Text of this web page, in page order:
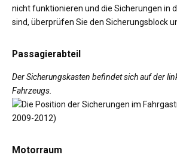
nicht funktionieren und die Sicherungen in
sind, überprüfen Sie den Sicherungsblock
Passagierabteil
Der Sicherungskasten befindet sich auf der
Fahrzeugs.
Motorraum